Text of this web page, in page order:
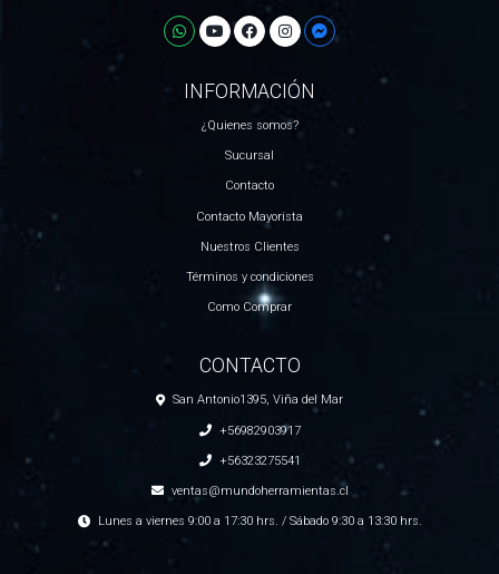
INFORMACIÓN
¿Quienes somos?
Sucursal
Contacto
Contacto Mayorista
Nuestros Clientes
Términos y condiciones
Como Comprar
CONTACTO
San Antonio1395, Viña del Mar
+56982903917
+56323275541
ventas@mundoherramientas.cl
Lunes a viernes 9:00 a 17:30 hrs. / Sábado 9:30 a 13:30 hrs.